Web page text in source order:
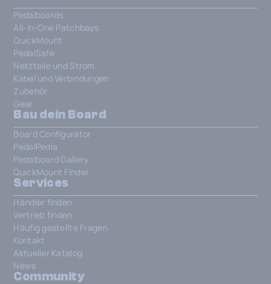
Pedalboards
All-In-One Patchbays
QuickMount
PedalSafe
Netzteile und Strom
Kabel und Verbindungen
Zubehör
Gear
Bau dein Board
Board Configurator
PedalPedia
Pedalboard Gallery
QuickMount Finder
Services
Händler finden
Vertrieb finden
Häufig gestellte Fragen
Kontakt
Aktueller Katalog
News
Community